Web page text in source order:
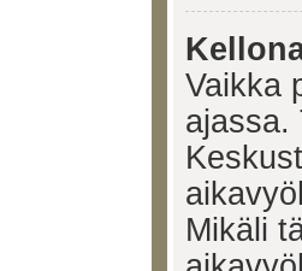
Vaikka
ajassa.
Mikäli